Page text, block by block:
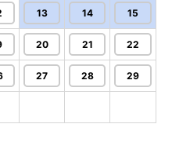
13 14 15
20 21 22
27 28 29